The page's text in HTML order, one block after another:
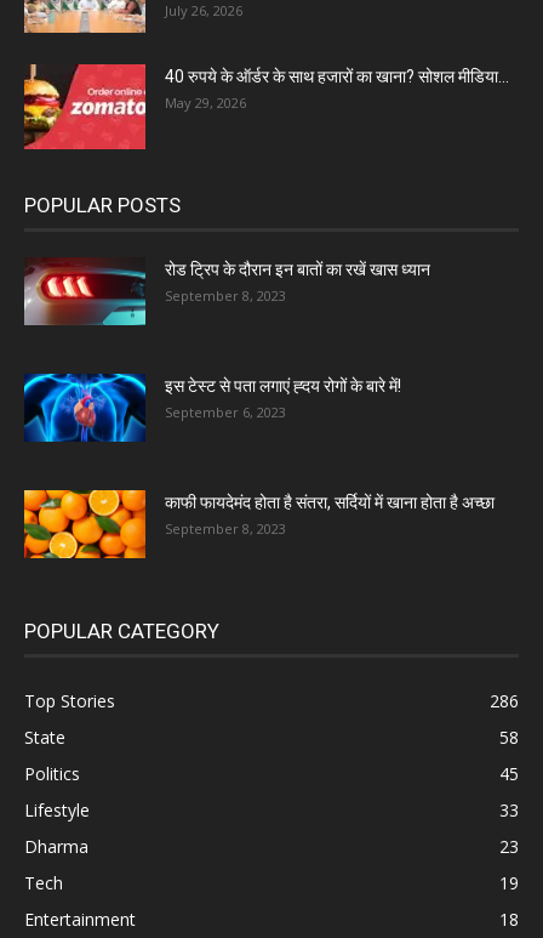
July 26, 2026
40 रुपये के ऑर्डर के साथ हजारों का खाना? सोशल मीडिया...
May 29, 2026
POPULAR POSTS
रोड ट्रिप के दौरान इन बातों का रखें खास ध्यान
September 8, 2023
इस टेस्ट से पता लगाएं ह्दय रोगों के बारे में!
September 6, 2023
काफी फायदेमंद होता है संतरा, सर्दियों में खाना होता है अच्छा
September 8, 2023
POPULAR CATEGORY
Top Stories
286
State
58
Politics
45
Lifestyle
33
Dharma
23
Tech
19
Entertainment
18